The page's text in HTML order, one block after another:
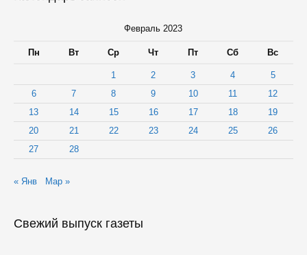
Февраль 2023
Пн Вт Ср Чт Пт Сб Вс
1 2 3 4
5
6
7 8 9 10 11
12
13
14 15 16 17 18
19
20
21 22 23 24 25
26
27
28
« Янв Мар »
Свежий выпуск газеты